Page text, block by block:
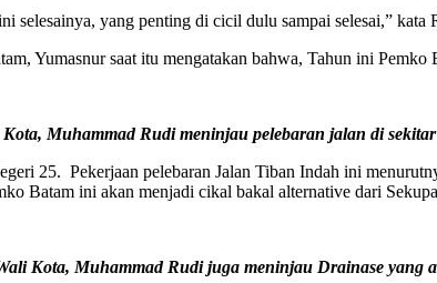
selesainya, yang penting di cicil dulu sampai selesai,” kata
Yumasnur saat itu mengatakan bahwa, Tahun ini Pemko
Kota, Muhammad Rudi meninjau pelebaran jalan di
25. Pekerjaan pelebaran Jalan Tiban Indah ini
Batam ini akan menjadi cikal bakal alternative dari
Kota, Muhammad Rudi juga meninjau Drainase yang